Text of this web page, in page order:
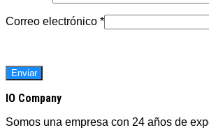
Correo electrónico *
IO Company
Somos una empresa con 24 años de